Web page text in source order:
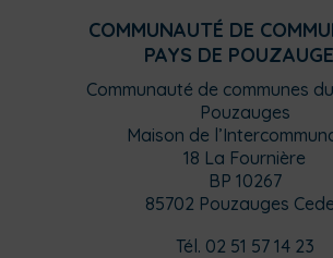
COMMUNAUTÉ DE
PAYS DE
Communauté de communes
Pouzauges
Maison de
18 La Fournière
BP 10267
85702 Pouzauges
Tél. 02 51 57 14 23